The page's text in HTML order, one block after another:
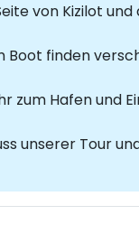
von Kizilot
Boot finden
zum Hafen und
unserer Tour